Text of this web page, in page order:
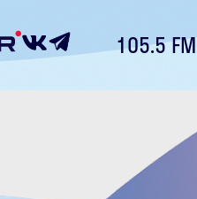
105.5 FM